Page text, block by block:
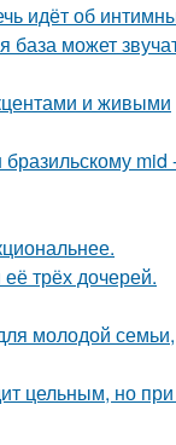
идёт об
база может
и живыми
mid
трёх дочерей.
молодой семьи,
цельным, но